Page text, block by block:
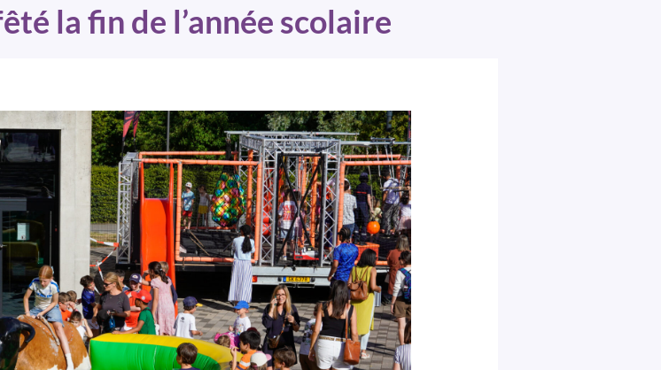
la fin de l’année scolaire